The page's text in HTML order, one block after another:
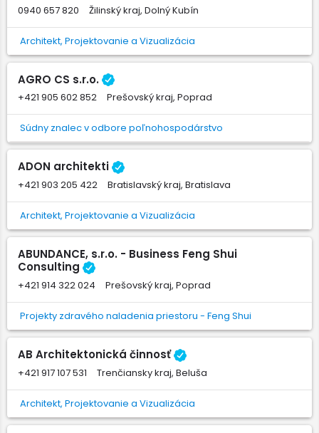
0940 657 820 Žilinský kraj, Dolný Kubín
Architekt, Projektovanie a Vizualizácia
AGRO CS s.r.o.
+421 905 602 852 Prešovský kraj, Poprad
Súdny znalec v odbore poľnohospodárstvo
ADON architekti
+421 903 205 422 Bratislavský kraj, Bratislava
Architekt, Projektovanie a Vizualizácia
ABUNDANCE, s.r.o. - Business Feng Shui
Consulting
+421 914 322 024 Prešovský kraj, Poprad
Projekty zdravého naladenia priestoru - Feng Shui
AB Architektonická činnosť
+421 917 107 531 Trenčiansky kraj, Beluša
Architekt, Projektovanie a Vizualizácia